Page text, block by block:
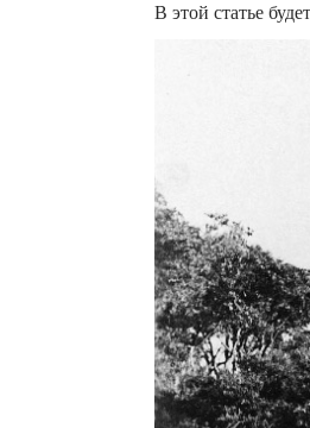
В этой статье